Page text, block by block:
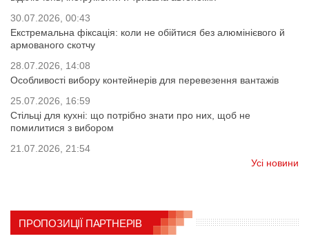
30.07.2026, 00:43
Екстремальна фіксація: коли не обійтися без алюмінієвого й
армованого скотчу
28.07.2026, 14:08
Особливості вибору контейнерів для перевезення вантажів
25.07.2026, 16:59
Стільці для кухні: що потрібно знати про них, щоб не
помилитися з вибором
21.07.2026, 21:54
Усі новини
ПРОПОЗИЦІЇ ПАРТНЕРІВ